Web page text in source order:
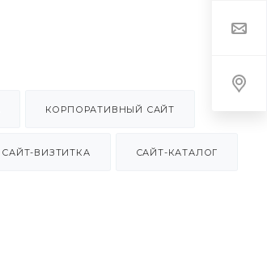
КОРПОРАТИВНЫЙ САЙТ
САЙТ-ВИЗТИТКА САЙТ-КАТАЛОГ